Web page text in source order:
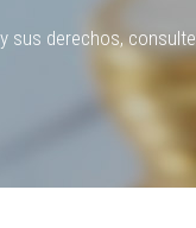
sus derechos, consulte